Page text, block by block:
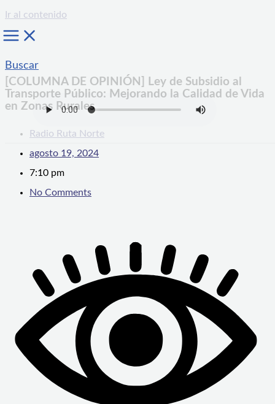
Ir al contenido
Buscar
[COLUMNA DE OPINIÓN] Ley de Subsidio al
Transporte Público: Mejorando la Calidad de Vida
en Zonas Rurales
Radio Ruta Norte
agosto 19, 2024
7:10 pm
No Comments